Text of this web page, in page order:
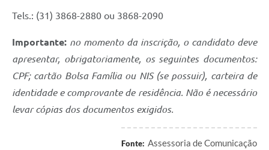
Tels.: (31) 3868-2880 ou 3868-2090
Importante: no momento da inscrição, o candidato deve
apresentar, obrigatoriamente, os seguintes documentos:
CPF; cartão Bolsa Família ou NIS (se possuir), carteira de
identidade e comprovante de residência. Não é necessário
levar cópias dos documentos exigidos.
Fonte: Assessoria de Comunicação